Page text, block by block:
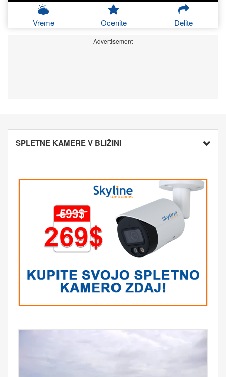
Vreme Ocenite Delite
Advertisement
SPLETNE KAMERE V BLIŽINI